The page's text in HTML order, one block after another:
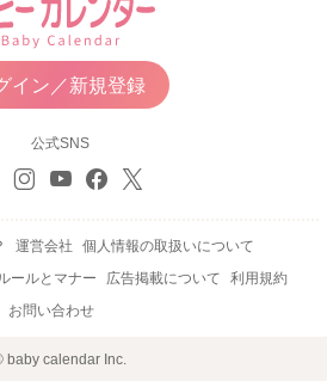
イン／新規登録
公式SNS
運営会社
個人情報の取扱いについて
ールとマナー 広告掲載について
利用規約
お問い合わせ
baby calendar Inc.